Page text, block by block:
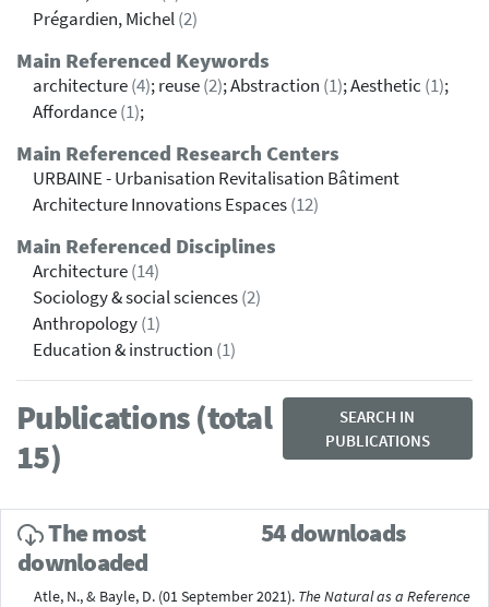
Prégardien, Michel(2)
Main Referenced Keywords
architecture(4); reuse(2); Abstraction (1); Aesthetic (1);
Affordance(1);
Main Referenced Research Centers
URBAINE - Urbanisation Revitalisation Bâtiment
Architecture Innovations Espaces(12)
Main Referenced Disciplines
Architecture(14)
Sociology & social sciences(2)
Anthropology(1)
Education & instruction (1)
Publications (total
15)
SEARCH IN
PUBLICATIONS
The most
downloaded
54 downloads
Atle, N., & Bayle, D. (01 September 2021). The Natural as a Reference